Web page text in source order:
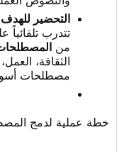
التحضير
تتدرب
من
الثقافة،
مصطلحات
خطة عملية لدمج